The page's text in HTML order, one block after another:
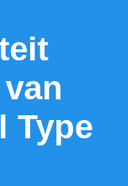
Type